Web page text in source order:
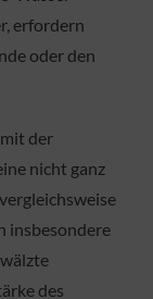
erfordern
oder den
der
nicht ganz
insbesondere
des